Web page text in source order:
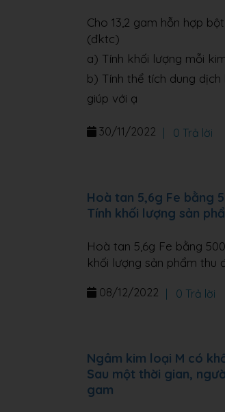
Cho 13,2 gam hỗn hợp
(đktc)
a) Tính khối lượng mỗi
b) Tính thể tích dung
giúp với ạ
30/11/2022 0 Trả lời
Hoà tan 5,6g Fe bằng
Tính khối lượng sản
Hoà tan 5,6g Fe bằng
khối lượng sản phẩm thu
08/12/2022 0 Trả lời
Ngâm kim loại M có
Sau một thời gian,
gam